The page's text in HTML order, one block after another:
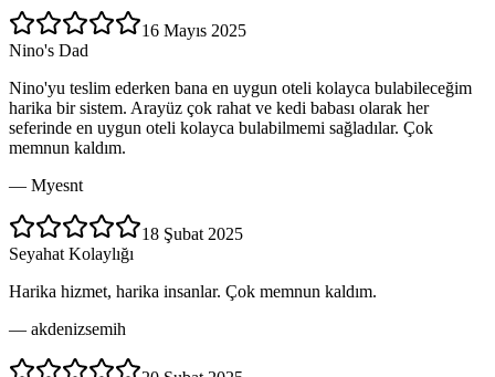
16 Mayıs 2025
Nino's Dad
Nino'yu teslim ederken bana en uygun oteli kolayca bulabileceğim
harika bir sistem. Arayüz çok rahat ve kedi babası olarak her
seferinde en uygun oteli kolayca bulabilmemi sağladılar. Çok
memnun kaldım.
— Myesnt
18 Şubat 2025
Seyahat Kolaylığı
Harika hizmet, harika insanlar. Çok memnun kaldım.
— akdenizsemih